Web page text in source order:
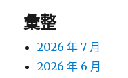
彙整
2026 年 7 月
2026 年 6 月